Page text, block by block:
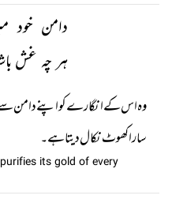
دامن خود
ہر چہ غش
وہ اس کے انگارے کو اپنے دامن
سارا کھوٹ نکال دیتا ہے۔
its gold of every